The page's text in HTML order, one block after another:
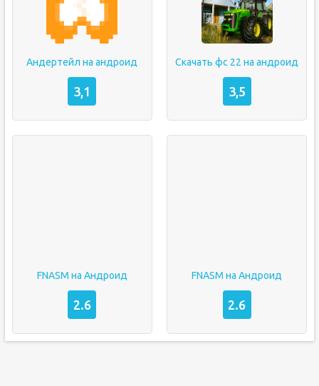
Андертейл на андроид
3,1
Скачать фс 22 на андроид
3,5
FNASM на Андроид
2.6
FNASM на Андроид
2.6